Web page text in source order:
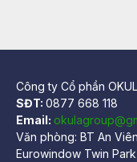
Công ty Cổ phần
SĐT: 0877 668 118
Email:
Văn phòng: BT An
Eurowindow Twin